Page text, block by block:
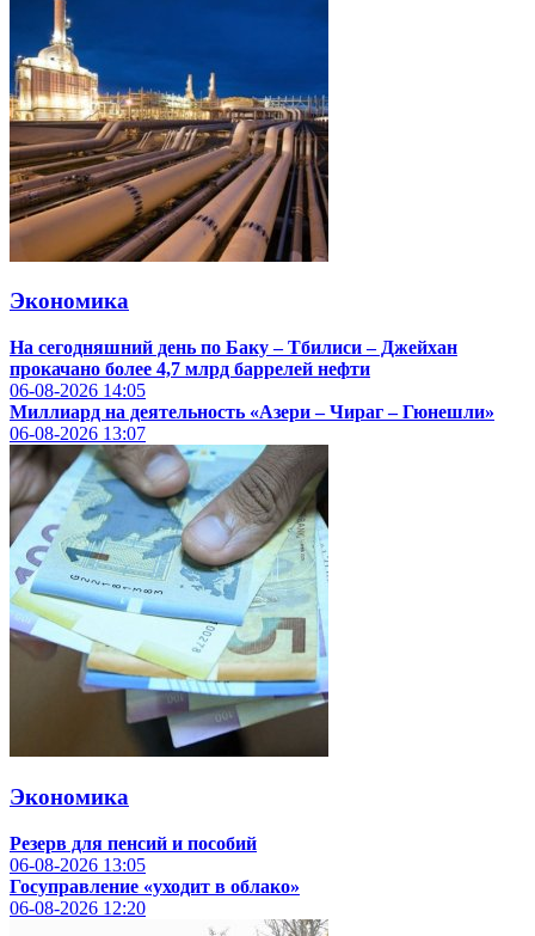
Экономика
На сегодняшний день по Баку – Тбилиси – Джейхан
прокачано более 4,7 млрд баррелей нефти
06-08-2026 14:05
Миллиард на деятельность «Азери – Чираг – Гюнешли»
06-08-2026 13:07
Экономика
Резерв для пенсий и пособий
06-08-2026 13:05
Госуправление «уходит в облако»
06-08-2026 12:20